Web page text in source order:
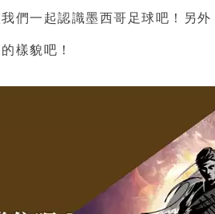
們一起認識墨西哥足球 吧！另
樣貌吧！